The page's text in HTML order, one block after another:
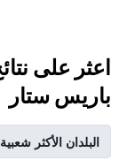
اعثر على
باريس ستار
البلدان الأكثر شعبية